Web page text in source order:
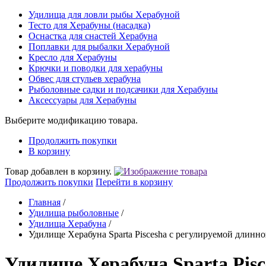
Удилища для ловли рыбы Херабуной
Тесто для Херабуны (насадка)
Оснастка для снастей Херабуна
Поплавки для рыбалки Херабуной
Кресло для Херабуны
Крючки и поводки для херабуны
Обвес для стульев херабуна
Рыболовные садки и подсачики для Херабуны
Аксессуары для Херабуны
Выберите модификацию товара.
Продолжить покупки
В корзину
Товар добавлен в корзину.
Продолжить покупки Перейти в корзину
Главная /
Удилища рыболовные /
Удилища Херабуна /
Удилище Херабуна Sparta Piscesha с регулируемой